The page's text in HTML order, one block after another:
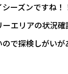
ーズンですね！
エリアの状況
で探検しがいが